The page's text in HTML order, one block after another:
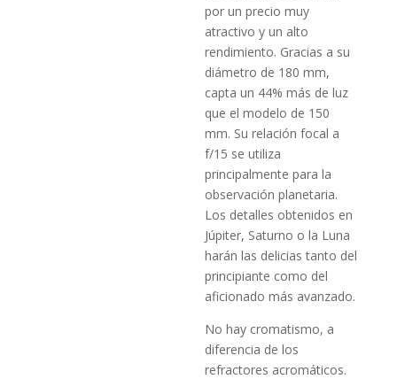
por un precio muy
atractivo y un alto
rendimiento. Gracias a su
diámetro de 180 mm,
capta un 44% más de luz
que el modelo de 150
mm. Su relación focal a
f/15 se utiliza
principalmente para la
observación planetaria.
Los detalles obtenidos en
Júpiter, Saturno o la Luna
harán las delicias tanto del
principiante como del
aficionado más avanzado.
No hay cromatismo, a
diferencia de los
refractores acromáticos.